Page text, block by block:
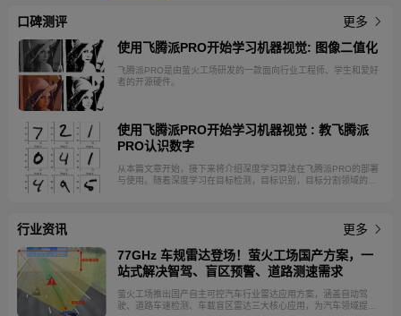
口碑测评
更多
使用飞腾派PRO开始学习机器视觉: 图像二值化
飞腾派PRO是由萤火工场研发的一款面向行业工程师、学生和爱好
者的开源硬件。
使用飞腾派PRO开始学习机器视觉 : 教飞腾派
PRO认识数字
从本篇文章开始，接下来将介绍深度学习算法在飞腾派PRO的部署
与使用。随着深度学习在目标检测，目标识别，目标分割领域的成
H.264/H.265 4K@100fps解码与2K@110fps编码，集成3T算力
NPU，可满足轻量级AI应用。本篇文章将介绍如何在飞腾派PRO上
实现数字识别。
行业资讯
更多
77GHz 车规雷达登场！萤火工场国产方案，一
站式解决智驾、盲区预警、道路测速需求
萤火工场推出国产自主可控汽车行业雷达应用方案，涵盖自动驾
驶、道路车速检测、车载盲区雷达三大核心应用，为汽车领域提供